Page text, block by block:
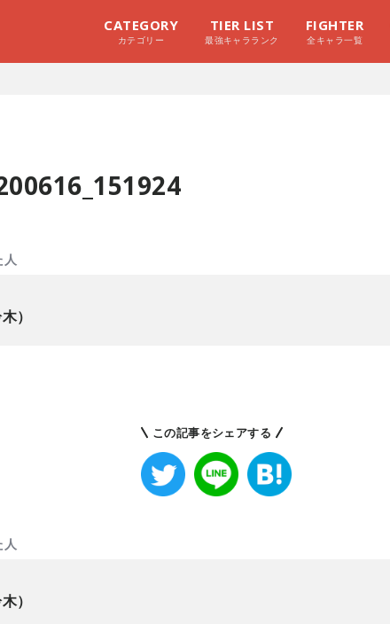
CATEGORY
カテゴリー
TIER LIST
最強キャラランク
FIGHTER
全キャラ一覧
人
）
この記事をシェアする
人
）